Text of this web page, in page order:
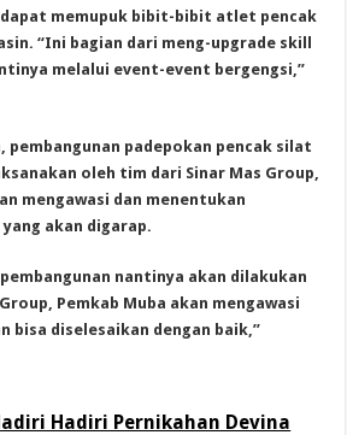
memupuk bibit-bibit atlet pencak
“Ini bagian dari meng-upgrade skill
melalui event-event bergengsi,”
pembangunan padepokan pencak silat
oleh tim dari Sinar Mas Group,
mengawasi dan menentukan
akan digarap.
nantinya akan dilakukan
Pemkab Muba akan mengawasi
bisa diselesaikan dengan baik,”
Hadiri Pernikahan Devina